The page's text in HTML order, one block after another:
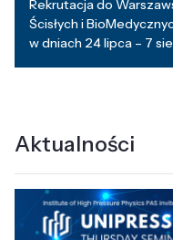
Rekrutacja do
Ścisłych i
w dniach 24 lipca – 7
Aktualności